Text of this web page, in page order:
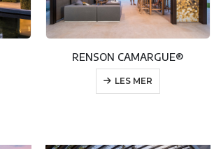
RENSON CAMARGUE®
LES MER